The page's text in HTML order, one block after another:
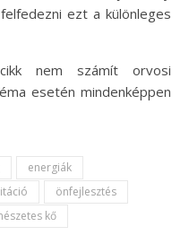
ezt a különleges
nem számít orvosi
esetén mindenképpen
energiák
önfejlesztés
kő